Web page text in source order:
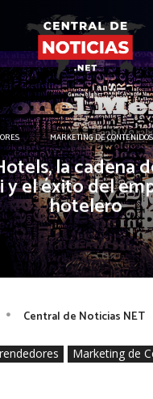
MARKETING DE CONTENIDOS
la cadena
y el éxito del
hotelero
Central de Noticias NET
Marketing de